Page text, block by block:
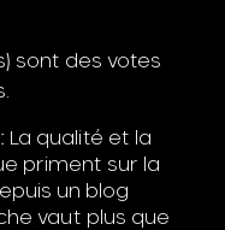
sont des votes
La qualité et la
priment sur la
un blog
vaut plus que